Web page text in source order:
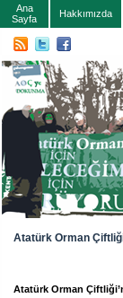
Ana
Sayfa
Hakkımızda
Atatürk Orman
Atatürk Orman